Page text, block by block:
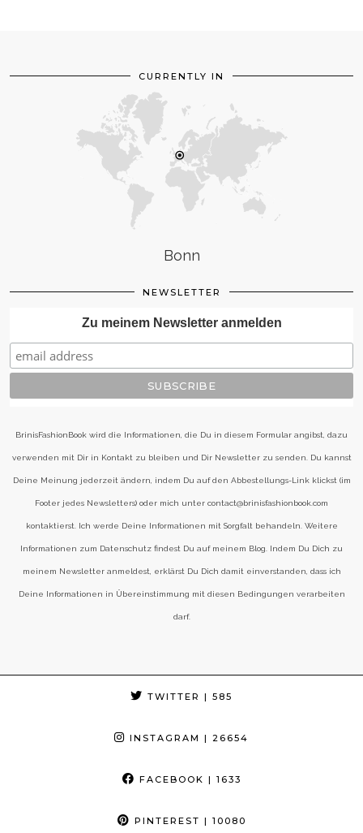
CURRENTLY IN
Bonn
NEWSLETTER
Zu meinem Newsletter anmelden
BrinisFashionBook wird die Informationen, die Du in diesem Formular angibst, dazu
verwenden mit Dir in Kontakt zu bleiben und Dir Newsletter zu senden. Du kannst
Deine Meinung jederzeit ändern, indem Du auf den Abbestellungs-Link klickst (im
Footer jedes Newsletters) oder mich unter contact@brinisfashionbook.com
kontaktierst. Ich werde Deine Informationen mit Sorgfalt behandeln. Weitere
Informationen zum Datenschutz findest Du auf meinem Blog. Indem Du Dich zu
meinem Newsletter anmeldest, erklärst Du Dich damit einverstanden, dass ich
Deine Informationen in Übereinstimmung mit diesen Bedingungen verarbeiten
darf.
TWITTER | 585
INSTAGRAM | 26654
FACEBOOK | 1633
PINTEREST | 10080